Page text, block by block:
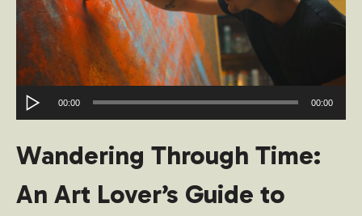
Reproduktor
audiozapisa
00:00 00:00
Wandering Through Time:
An Art Lover’s Guide to